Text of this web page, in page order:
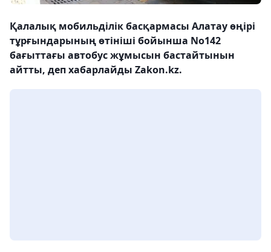
Қалалық мобильділік басқармасы Алатау өңірі
тұрғындарының өтініші бойынша No142
бағыттағы автобус жұмысын бастайтынын
айтты, деп хабарлайды Zakon.kz.